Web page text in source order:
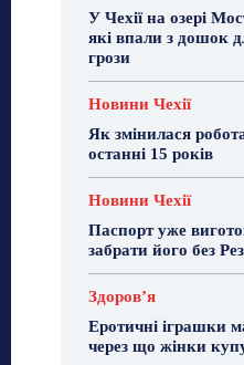
У Чехії на озері
які впали з дошок
грози
Новини Чехії
Як змінилася
останні 15 років
Новини Чехії
Паспорт уже
забрати його без
Здоровʼя
Еротичні іграшки
через що жінки